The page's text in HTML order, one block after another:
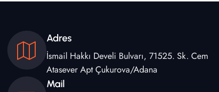
Adres
İsmail Hakkı Develi Bulvarı, 71525. Sk. Cem
Atasever Apt Çukurova/Adana
Mail